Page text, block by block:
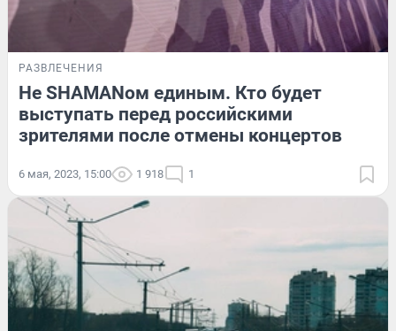
РАЗВЛЕЧЕНИЯ
Не SHAMANом единым. Кто будет
выступать перед российскими
зрителями после отмены концертов
6 мая, 2023, 15:00 1 918 1